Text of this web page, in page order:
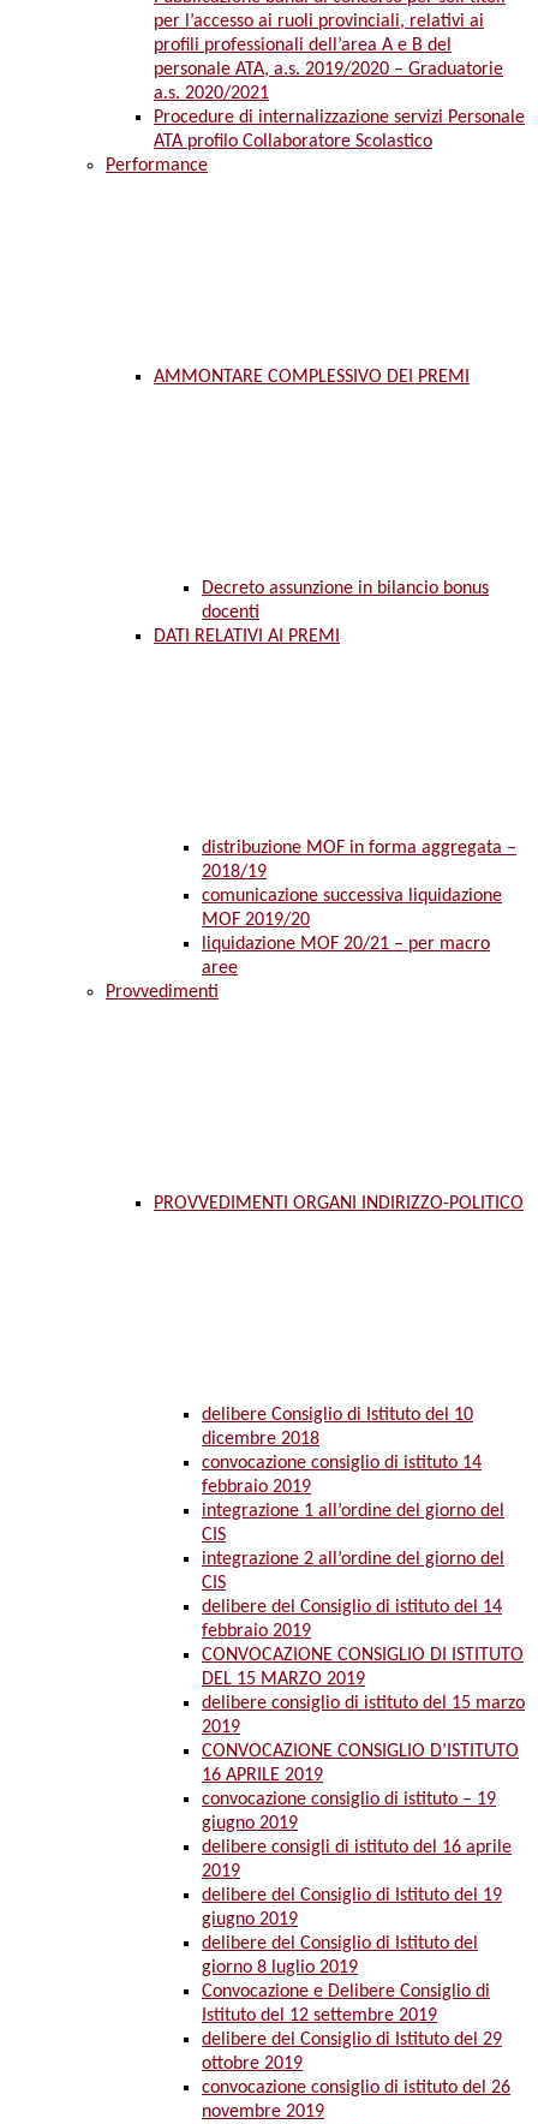
per l’accesso ai ruoli provinciali, relativi ai
profili professionali dell’area A e B del
personale ATA, a.s. 2019/2020 – Graduatorie
a.s. 2020/2021
Procedure di internalizzazione servizi Personale
ATA profilo Collaboratore Scolastico
Performance
AMMONTARE COMPLESSIVO DEI PREMI
Decreto assunzione in bilancio bonus
docenti
DATI RELATIVI AI PREMI
distribuzione MOF in forma aggregata –
2018/19
comunicazione successiva liquidazione
MOF 2019/20
liquidazione MOF 20/21 – per macro
aree
Provvedimenti
PROVVEDIMENTI ORGANI INDIRIZZO-POLITICO
delibere Consiglio di Istituto del 10
dicembre 2018
convocazione consiglio di istituto 14
febbraio 2019
integrazione 1 all’ordine del giorno del
CIS
integrazione 2 all’ordine del giorno del
CIS
delibere del Consiglio di istituto del 14
febbraio 2019
CONVOCAZIONE CONSIGLIO DI ISTITUTO
DEL 15 MARZO 2019
delibere consiglio di istituto del 15 marzo
2019
CONVOCAZIONE CONSIGLIO D’ISTITUTO
16 APRILE 2019
convocazione consiglio di istituto – 19
giugno 2019
delibere consigli di istituto del 16 aprile
2019
delibere del Consiglio di Istituto del 19
giugno 2019
delibere del Consiglio di Istituto del
giorno 8 luglio 2019
Convocazione e Delibere Consiglio di
Istituto del 12 settembre 2019
delibere del Consiglio di Istituto del 29
ottobre 2019
convocazione consiglio di istituto del 26
novembre 2019